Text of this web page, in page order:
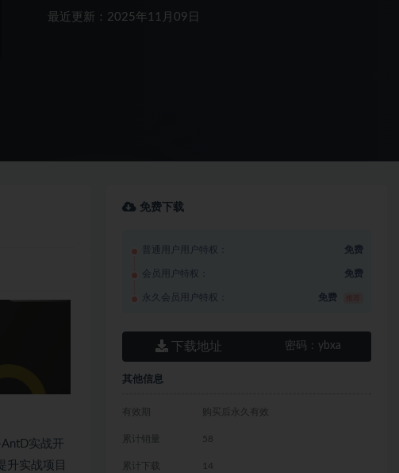
最近更新：2025年11月09日
实战开
升实战项目
免费下载
普通用户用户特权： 免费
会员用户特权： 免费
永久会员用户特权： 免费
下载地址 密码：ybxa
其他信息
有效期 购买后永久有效
累计销量 58
累计下载 14